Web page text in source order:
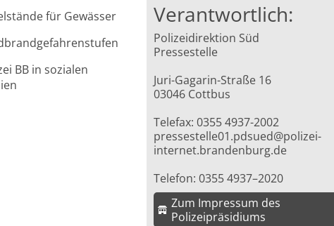
für Gewässer
BB in sozialen
Verantwortlich:
Polizeidirektion Süd
Pressestelle
Juri-Gagarin-Straße 16
03046 Cottbus
Telefax: 0355 4937-2002
pressestelle01.pdsued@polizei-
internet.brandenburg.de
Telefon: 0355 4937–2020
Zum Impressum des
Polizeipräsidiums